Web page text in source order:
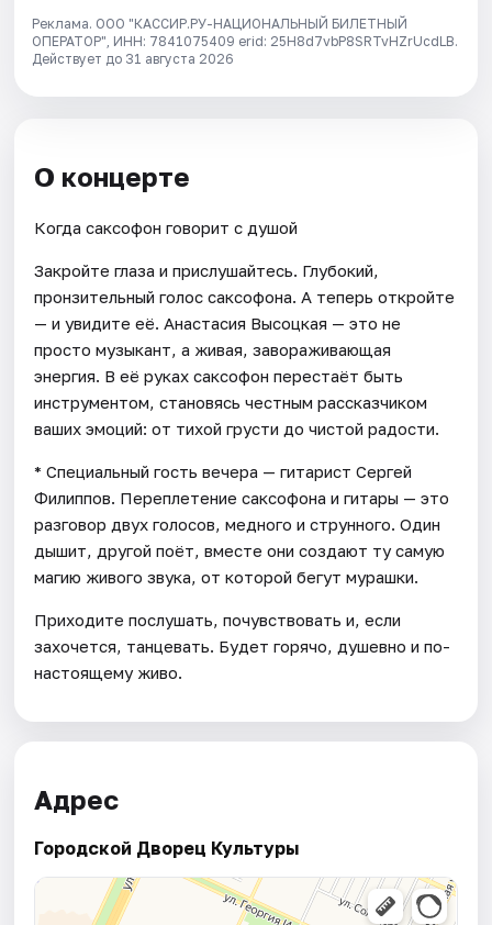
Реклама. ООО "КАССИР.РУ-НАЦИОНАЛЬНЫЙ БИЛЕТНЫЙ
ОПЕРАТОР", ИНН: 7841075409 erid: 25H8d7vbP8SRTvHZrUcdLB.
Действует до 31 августа 2026
О концерте
Когда саксофон говорит с душой
Закройте глаза и прислушайтесь. Глубокий,
пронзительный голос саксофона. А теперь откройте
— и увидите её. Анастасия Высоцкая — это не
просто музыкант, а живая, завораживающая
энергия. В её руках саксофон перестаёт быть
инструментом, становясь честным рассказчиком
ваших эмоций: от тихой грусти до чистой радости.
* Специальный гость вечера — гитарист Сергей
Филиппов. Переплетение саксофона и гитары — это
разговор двух голосов, медного и струнного. Один
дышит, другой поёт, вместе они создают ту самую
магию живого звука, от которой бегут мурашки.
Приходите послушать, почувствовать и, если
захочется, танцевать. Будет горячо, душевно и по-
настоящему живо.
Адрес
Городской Дворец Культуры